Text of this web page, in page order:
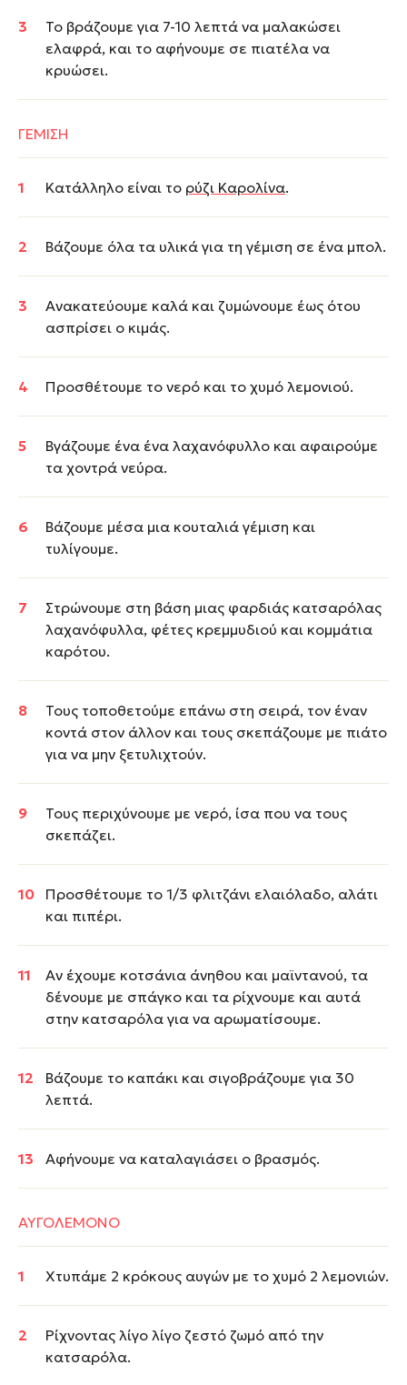
Το βράζουμε για 7-10 λεπτά να μαλακώσει
ελαφρά, και το αφήνουμε σε πιατέλα να
κρυώσει.
ΓΕΜΙΣΗ
Κατάλληλο είναι το ρύζι Καρολίνα.
Βάζουμε όλα τα υλικά για τη γέμιση σε ένα μπολ.
Ανακατεύουμε καλά και ζυμώνουμε έως ότου
ασπρίσει ο κιμάς.
Προσθέτουμε το νερό και το χυμό λεμονιού.
Βγάζουμε ένα ένα λαχανόφυλλο και αφαιρούμε
τα χοντρά νεύρα.
Βάζουμε μέσα μια κουταλιά γέμιση και
τυλίγουμε.
Στρώνουμε στη βάση μιας φαρδιάς κατσαρόλας
λαχανόφυλλα, φέτες κρεμμυδιού και κομμάτια
καρότου.
Τους τοποθετούμε επάνω στη σειρά, τον έναν
κοντά στον άλλον και τους σκεπάζουμε με πιάτο
για να μην ξετυλιχτούν.
Τους περιχύνουμε με νερό, ίσα που να τους
σκεπάζει.
Προσθέτουμε το 1/3 φλιτζάνι ελαιόλαδο, αλάτι
και πιπέρι.
Αν έχουμε κοτσάνια άνηθου και μαϊντανού, τα
δένουμε με σπάγκο και τα ρίχνουμε και αυτά
στην κατσαρόλα για να αρωματίσουμε.
Βάζουμε το καπάκι και σιγοβράζουμε για 30
λεπτά.
Αφήνουμε να καταλαγιάσει ο βρασμός.
ΑΥΓΟΛΕΜΟΝΟ
Χτυπάμε 2 κρόκους αυγών με το χυμό 2 λεμονιών.
Ρίχνοντας λίγο λίγο ζεστό ζωμό από την
κατσαρόλα.